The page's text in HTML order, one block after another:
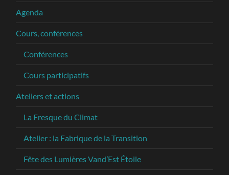
Agenda
Cours, conférences
Conférences
Cours participatifs
Ateliers et actions
La Fresque du Climat
Atelier : la Fabrique de la Transition
Fête des Lumières Vand’Est Étoile